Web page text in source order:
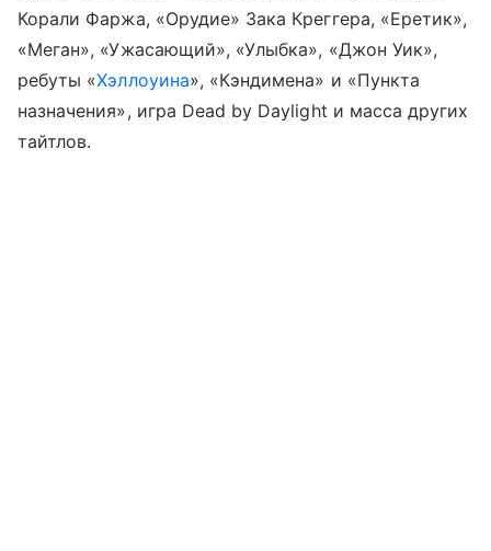
Корали Фаржа, «Орудие» Зака Креггера, «Еретик»,
«Меган», «Ужасающий», «Улыбка», «Джон Уик»,
ребуты «Хэллоуина», «Кэндимена» и «Пункта
назначения», игра Dead by Daylight и масса других
тайтлов.